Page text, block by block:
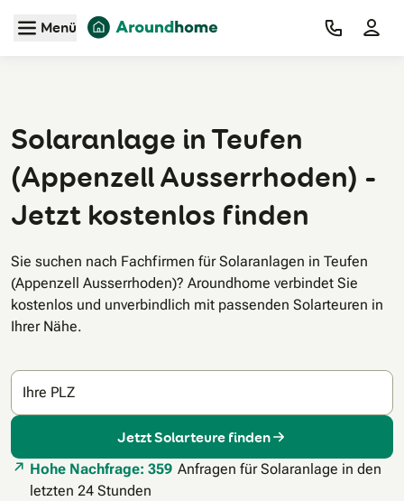
Zum Hauptinhalt
Menü
Solaranlage in Teufen
(Appenzell Ausserrhoden) -
Jetzt kostenlos finden
Sie suchen nach Fachfirmen für Solaranlagen in Teufen
(Appenzell Ausserrhoden)? Aroundhome verbindet Sie
kostenlos und unverbindlich mit passenden Solarteuren in
Ihrer Nähe.
Ihre PLZ
Jetzt Solarteure finden
Hohe Nachfrage: 359 Anfragen für Solaranlage in den
letzten 24 Stunden